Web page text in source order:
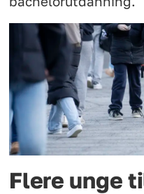
Flere unge